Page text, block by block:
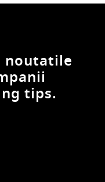
noutatile
tips.